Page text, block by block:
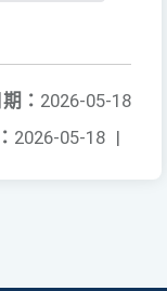
： 2026-05-18
2026-05-18 |